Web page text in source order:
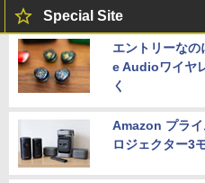
Special Site
エントリーな
e Audioワイヤ
く
Amazon プラ
ロジェクター3